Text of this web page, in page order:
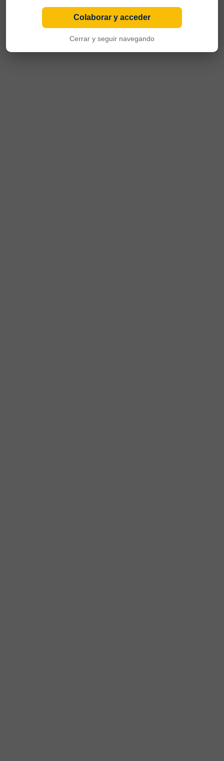
Colaborar y acceder
Cerrar y seguir navegando